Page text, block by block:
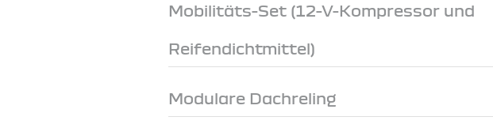
Mobilitäts-Set (12-V-Kompressor und
Reifendichtmittel)
Modulare Dachreling